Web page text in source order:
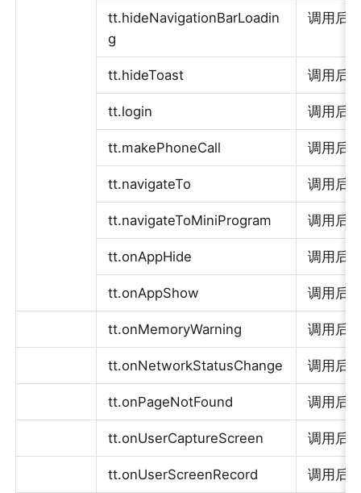
tt.hideNavigationBarLoadin
g
调用后
tt.hideToast 调用后
tt.login 调用后
tt.makePhoneCall 调用后
tt.navigateTo 调用后
tt.navigateToMiniProgram 调用后
tt.onAppHide 调用后
tt.onAppShow 调用后
tt.onMemoryWarning 调用后
tt.onNetworkStatusChange 调用后
tt.onPageNotFound 调用后
tt.onUserCaptureScreen 调用后
tt.onUserScreenRecord 调用后